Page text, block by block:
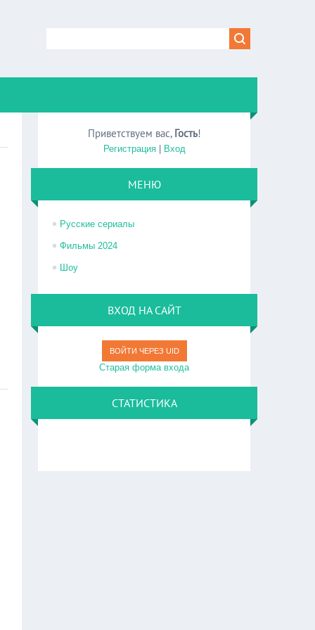
Приветствуем вас, Гость!
Регистрация| Вход
МЕНЮ
Русские сериалы
Фильмы 2024
Шоу
ВХОД НА САЙТ
ВОЙТИ ЧЕРЕЗ UID
Старая форма входа
СТАТИСТИКА